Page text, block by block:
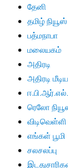
தேனி
தமிழ்
பத்மநாபா
மலையகம்
அதிரடி
அதிரடி
ரெலோ
விடிவெள்ளி
எங்கள் பூமி
சலசலப்பு